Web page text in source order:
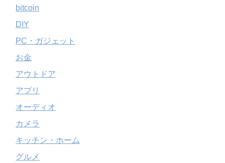
bitcoin
DIY
PC・ガジェット
お金
アウトドア
アプリ
オーディオ
カメラ
キッチン・ホーム
グルメ